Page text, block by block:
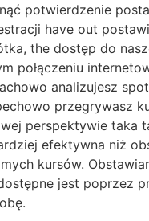
potwierdzenie
have out
the dostęp do
połączeniu
analizujesz
przegrywasz
perspektywie taka
efektywna niż
kursów.
jest poprzez